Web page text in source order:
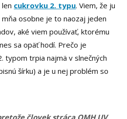
cukrovku 2. typu. Viem, že ju
osobne je to naozaj jeden
aké viem používať, ktorému
sa opäť hodí. Prečo je
typom trpia najmä v slnečných
šírku) a je u nej problém so
človek stráca OMH UV